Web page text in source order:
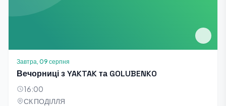
Завтра, 09 серпня
Вечорниці з YAKTAK та GOLUBENKO
16:00
СК ПОДІЛЛЯ